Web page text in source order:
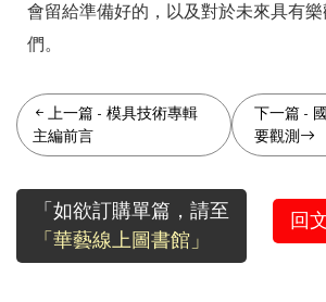
會留給準備好的，以及對於未來具有
們。
上一篇 - 模具技術專輯
主編前言
下一篇 -
要觀測
「如欲訂購單篇，請至
「華藝線上圖書館」
回